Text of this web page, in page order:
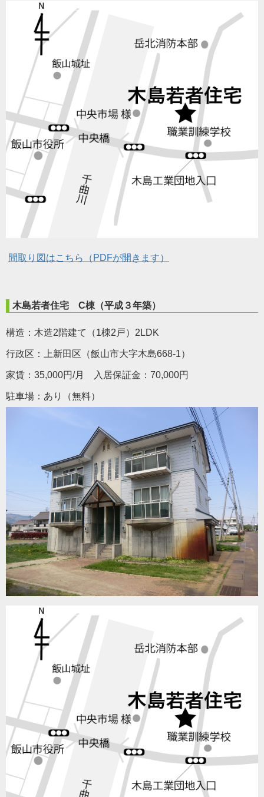
間取り図はこちら（PDFが開きます）
木島若者住宅 C棟（平成３年築）
構造：木造2階建て（1棟2戸）2LDK
行政区：上新田区（飯山市大字木島668-1）
家賃：35,000円/月 入居保証金：70,000円
駐車場：あり（無料）